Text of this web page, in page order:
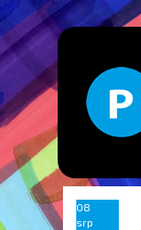
08
srp